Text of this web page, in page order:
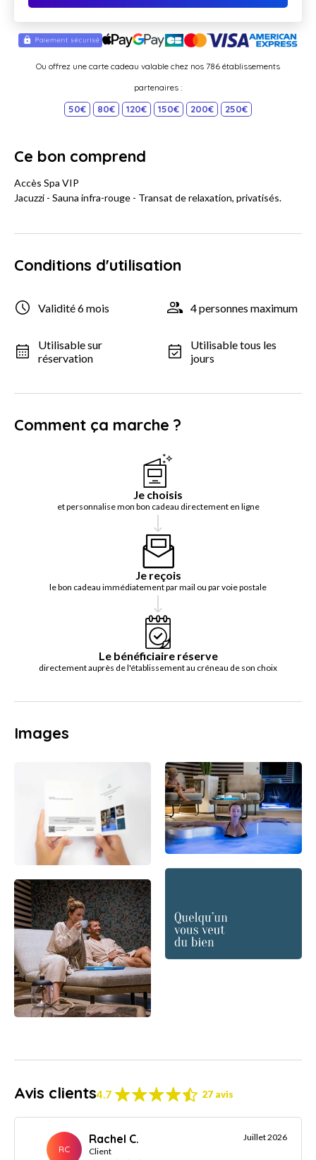
Ou offrez une carte cadeau valable chez nos 786 établissements
partenaires :
50€ 80€ 120€ 150€ 200€ 250€
Ce bon comprend
Accès Spa VIP
Jacuzzi - Sauna infra-rouge - Transat de relaxation, privatisés.
Conditions d'utilisation
Validité 6 mois 4 personnes maximum
Utilisable sur
réservation
Utilisable tous les
jours
Comment ça marche ?
Je choisis
et personnalise mon bon cadeau directement en ligne
Je reçois
le bon cadeau immédiatement par mail ou par voie postale
Le bénéficiaire réserve
directement auprès de l'établissement au créneau de son choix
Images
Avis clients4.7 27 avis
RC
Rachel C.
Client
Juillet 2026